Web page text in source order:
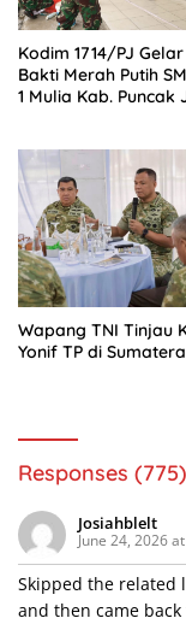
Kodim 1714/PJ
Bakti Merah Putih
1 Mulia Kab. Puncak
Wapang TNI Tinjau
Yonif TP di
Responses (775)
Josiahblelt
June 24, 2026
Skipped the related
and then came